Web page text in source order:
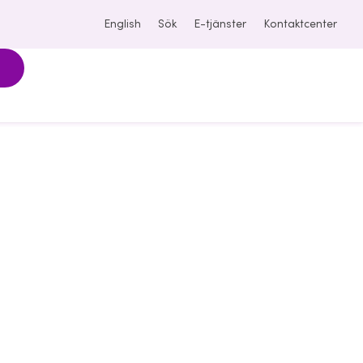
English Sök E-tjänster Kontaktcenter